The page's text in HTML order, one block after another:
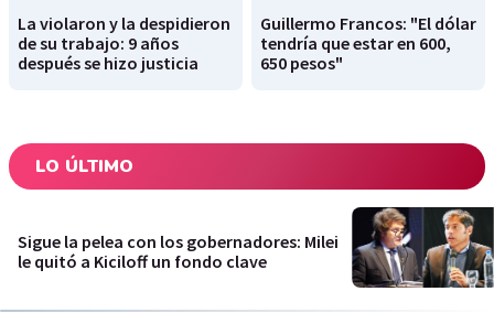
La violaron y la despidieron
de su trabajo: 9 años
después se hizo justicia
Guillermo Francos: "El dólar
tendría que estar en 600,
650 pesos"
LO ÚLTIMO
Sigue la pelea con los gobernadores: Milei
le quitó a Kiciloff un fondo clave